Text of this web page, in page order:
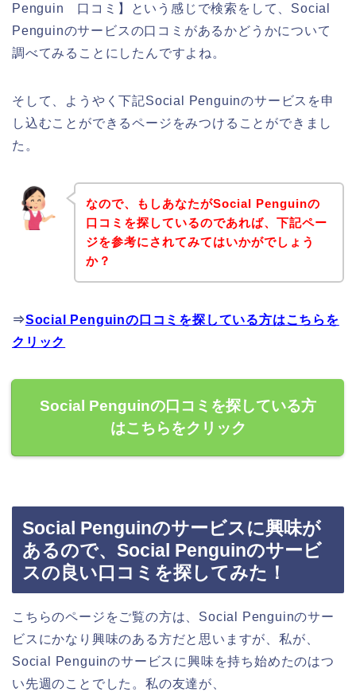
Penguin 口コミ】という感じで検索をして、Social
Penguinのサービスの口コミがあるかどうかについて
調べてみることにしたんですよね。
そして、ようやく下記Social Penguinのサービスを申
し込むことができるページをみつけることができまし
た。
なので、もしあなたがSocial Penguinの
口コミを探しているのであれば、下記ペー
ジを参考にされてみてはいかがでしょう
か？
⇒Social Penguinの口コミを探している方はこちらを
クリック
Social Penguinの口コミを探している方
はこちらをクリック
Social Penguinのサービスに興味が
あるので、Social Penguinのサービ
スの良い口コミを探してみた！
こちらのページをご覧の方は、Social Penguinのサー
ビスにかなり興味のある方だと思いますが、私が、
Social Penguinのサービスに興味を持ち始めたのはつ
い先週のことでした。私の友達が、